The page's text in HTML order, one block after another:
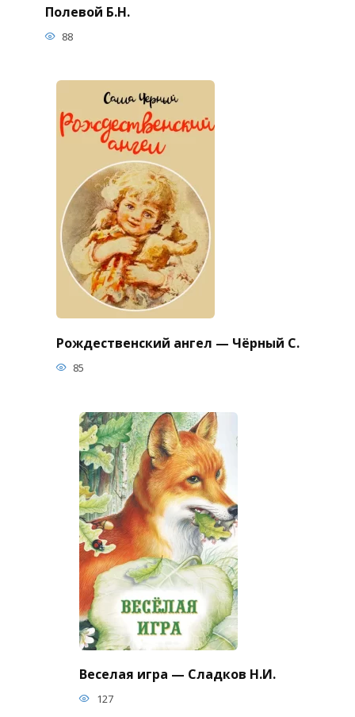
Полевой Б.Н.
88
Рождественский ангел — Чёрный С.
85
Веселая игра — Сладков Н.И.
127